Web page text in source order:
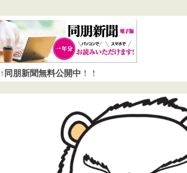
↑同朋新聞無料公開中 ！！